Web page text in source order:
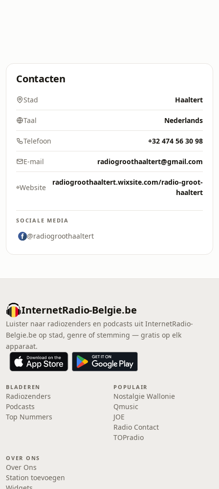
Contacten
Stad Haaltert
Taal Nederlands
Telefoon +32 474 56 30 98
E-mail radiogroothaaltert@gmail.com
Website
radiogroothaaltert.wixsite.com/radio-groot-
haaltert
SOCIALE MEDIA
@radiogroothaaltert
InternetRadio-Belgie.be
Luister naar radiozenders en podcasts uit InternetRadio-
Belgie.be op stad, genre of stemming — gratis op elk
apparaat.
BLADEREN
Radiozenders
Podcasts
Top Nummers
POPULAIR
Nostalgie Wallonie
Qmusic
JOE
Radio Contact
TOPradio
OVER ONS
Over Ons
Station toevoegen